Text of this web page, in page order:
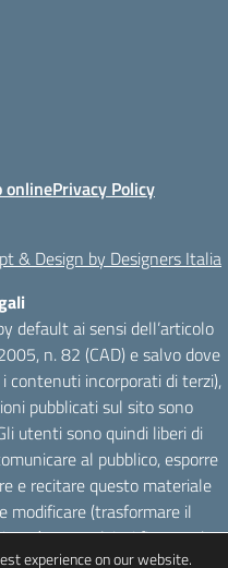
onlinePrivacy Policy
& Design by Designers Italia
default ai sensi dell’articolo
n. 82 (CAD) e salvo dove
contenuti incorporati di terzi),
pubblicati sul sito sono
utenti sono quindi liberi di
al pubblico, esporre
e recitare questo materiale
modificare (trasformare il
per qualsiasi fine, anche
experience on our website.